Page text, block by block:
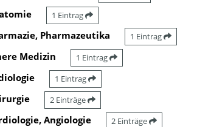
1 Eintrag
Pharmazeutika 1 Eintrag
Medizin 1 Eintrag
1 Eintrag
2 Einträge
Angiologie 2 Einträge